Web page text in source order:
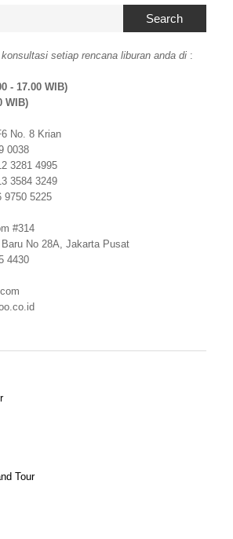
Search
setiap rencana liburan anda di :
- 17.00 WIB)
WIB)
No. 8 Krian
0038
3281 4995
3584 3249
9750 5225
#314
No 28A, Jakarta Pusat
4430
Tour